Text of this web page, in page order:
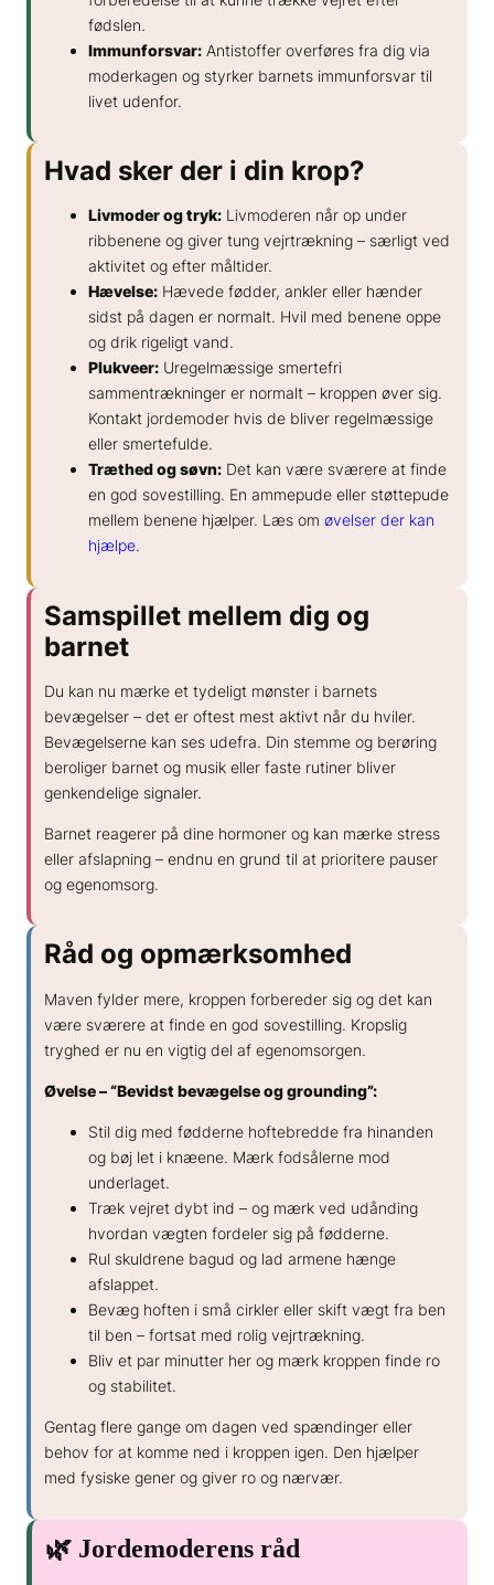
fødslen.
Immunforsvar: Antistoffer overføres fra dig via
moderkagen og styrker barnets immunforsvar til
livet udenfor.
Hvad sker der i din krop?
Livmoder og tryk: Livmoderen når op under
ribbenene og giver tung vejrtrækning – særligt ved
aktivitet og efter måltider.
Hævelse: Hævede fødder, ankler eller hænder
sidst på dagen er normalt. Hvil med benene oppe
og drik rigeligt vand.
Plukveer: Uregelmæssige smertefri
sammentrækninger er normalt – kroppen øver sig.
Kontakt jordemoder hvis de bliver regelmæssige
eller smertefulde.
Træthed og søvn: Det kan være sværere at finde
en god sovestilling. En ammepude eller støttepude
mellem benene hjælper. Læs om øvelser der kan
hjælpe.
Samspillet mellem dig og
barnet
Du kan nu mærke et tydeligt mønster i barnets
bevægelser – det er oftest mest aktivt når du hviler.
Bevægelserne kan ses udefra. Din stemme og berøring
beroliger barnet og musik eller faste rutiner bliver
genkendelige signaler.
Barnet reagerer på dine hormoner og kan mærke stress
eller afslapning – endnu en grund til at prioritere pauser
og egenomsorg.
Råd og opmærksomhed
Maven fylder mere, kroppen forbereder sig og det kan
være sværere at finde en god sovestilling. Kropslig
tryghed er nu en vigtig del af egenomsorgen.
Øvelse – “Bevidst bevægelse og grounding”:
Stil dig med fødderne hoftebredde fra hinanden
og bøj let i knæene. Mærk fodsålerne mod
underlaget.
Træk vejret dybt ind – og mærk ved udånding
hvordan vægten fordeler sig på fødderne.
Rul skuldrene bagud og lad armene hænge
afslappet.
Bevæg hoften i små cirkler eller skift vægt fra ben
til ben – fortsat med rolig vejrtrækning.
Bliv et par minutter her og mærk kroppen finde ro
og stabilitet.
Gentag flere gange om dagen ved spændinger eller
behov for at komme ned i kroppen igen. Den hjælper
med fysiske gener og giver ro og nærvær.
🌿 Jordemoderens råd